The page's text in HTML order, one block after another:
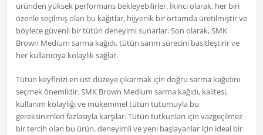
üründen yüksek performans bekleyebilirler. İkinci olarak, her biri
özenle seçilmiş olan bu kağıtlar, hijyenik bir ortamda üretilmiştir ve
böylece güvenli bir tütün deneyimi sunarlar. Son olarak, SMK
Brown Medium sarma kağıdı, tütün sarım sürecini basitleştirir ve
her kullanıcıya kolaylık sağlar.
Tütün keyfinizi en üst düzeye çıkarmak için doğru sarma kağıdını
seçmek önemlidir. SMK Brown Medium sarma kağıdı, kalitesi,
kullanım kolaylığı ve mükemmel tütün tutumuyla bu
gereksinimleri fazlasıyla karşılar. Tütün tutkunları için vazgeçilmez
bir tercih olan bu ürün, deneyimli ve yeni başlayanlar için ideal bir